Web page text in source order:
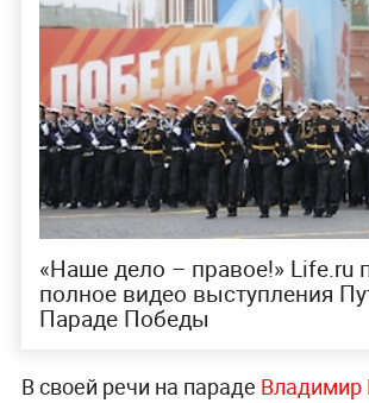
«Наше дело – правое!» Life.ru
полное видео выступления
Параде Победы
В своей речи на параде Владимир